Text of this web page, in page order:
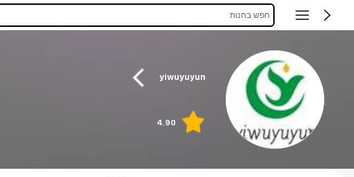
חפש בחנות
yiwuyuyun
4.90